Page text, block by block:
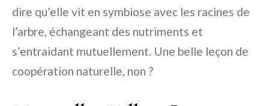
dire qu’elle vit en symbiose avec les racines de
l’arbre, échangeant des nutriments et
s’entraidant mutuellement. Une belle leçon de
coopération naturelle, non ?